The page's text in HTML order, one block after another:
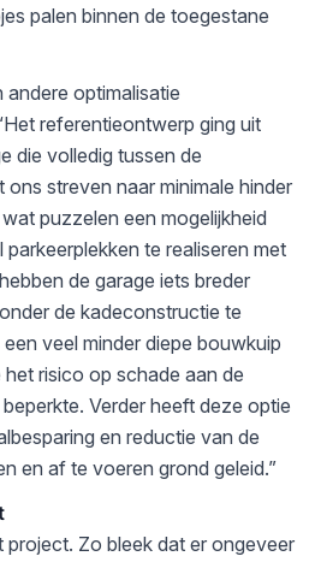
palen binnen de toegestane
optimalisatie
referentieontwerp ging uit
die volledig tussen de
ons streven naar minimale hinder
puzzelen een mogelijkheid
te realiseren met
de garage iets breder
de kadeconstructie te
veel minder diepe bouwkuip
risico op schade aan de
Verder heeft deze optie
en reductie van de
en af te voeren grond geleid.”
project. Zo bleek dat er ongeveer